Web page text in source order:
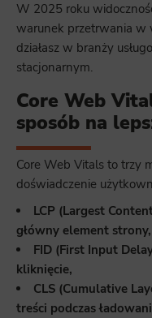
W 2025 roku
warunek przetrwania w
działasz w branży
stacjonarnym.
Core Web
sposób na
Core Web Vitals to trzy
doświadczenie
LCP (Largest
główny element strony,
FID (First Input
kliknięcie,
CLS (Cumulative
treści podczas